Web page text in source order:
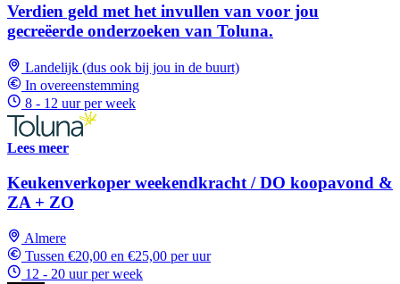
Verdien geld met het invullen van voor jou
gecreëerde onderzoeken van Toluna.
Landelijk (dus ook bij jou in de buurt)
In overeenstemming
8 - 12 uur per week
Lees meer
Keukenverkoper weekendkracht / DO koopavond &
ZA + ZO
Almere
Tussen €20,00 en €25,00 per uur
12 - 20 uur per week